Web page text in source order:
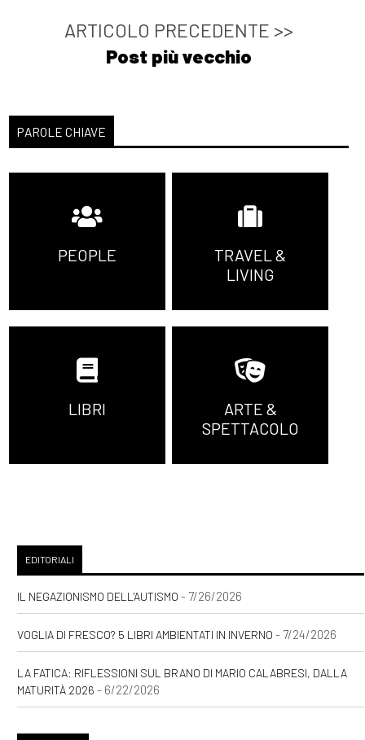
ARTICOLO PRECEDENTE >>
Post più vecchio
PAROLE CHIAVE
PEOPLE
TRAVEL &
LIVING
LIBRI
ARTE &
SPETTACOLO
EDITORIALI
IL NEGAZIONISMO DELL'AUTISMO - 7/26/2026
VOGLIA DI FRESCO? 5 LIBRI AMBIENTATI IN INVERNO - 7/24/2026
LA FATICA: RIFLESSIONI SUL BRANO DI MARIO CALABRESI, DALLA
MATURITÀ 2026 - 6/22/2026